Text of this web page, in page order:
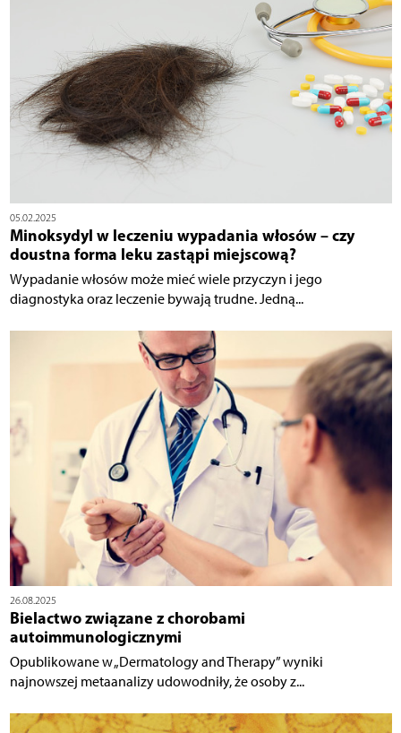
05.02.2025
Minoksydyl w leczeniu wypadania włosów – czy
doustna forma leku zastąpi miejscową?
Wypadanie włosów może mieć wiele przyczyn i jego
diagnostyka oraz leczenie bywają trudne. Jedną...
26.08.2025
Bielactwo związane z chorobami
autoimmunologicznymi
Opublikowane w „Dermatology and Therapy” wyniki
najnowszej metaanalizy udowodniły, że osoby z...